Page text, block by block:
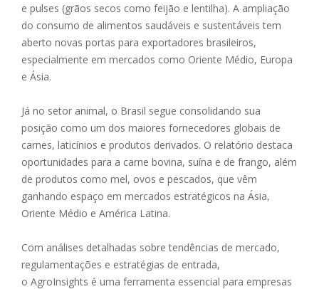
e pulses (grãos secos como feijão e lentilha). A ampliação
do consumo de alimentos saudáveis e sustentáveis tem
aberto novas portas para exportadores brasileiros,
especialmente em mercados como Oriente Médio, Europa
e Ásia.
Já no setor animal, o Brasil segue consolidando sua
posição como um dos maiores fornecedores globais de
carnes, laticínios e produtos derivados. O relatório destaca
oportunidades para a carne bovina, suína e de frango, além
de produtos como mel, ovos e pescados, que vêm
ganhando espaço em mercados estratégicos na Ásia,
Oriente Médio e América Latina.
Com análises detalhadas sobre tendências de mercado,
regulamentações e estratégias de entrada,
o AgroInsights é uma ferramenta essencial para empresas